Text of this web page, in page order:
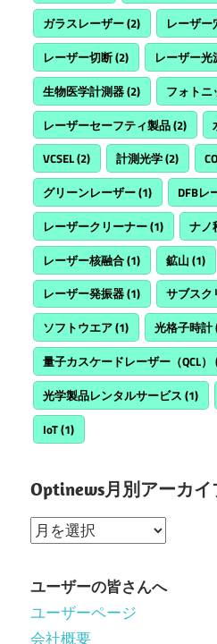
ガラスレーザー(2) レーザー
レーザー切断(2) レーザー光
生物医学計測器(2) フォトニ
レーザーセーフティ製品(2)
VCSEL(2) 計測光学(2)
グリーンレーザー(1) DFBレ
レーザークリーナー(1) ナノ
レーザー核融合(1) 鉱山 (1)
レーザー発振器(1) サブスク
ソフトウエア(1) 光格子時計
量子カスケードレーザー（QCL）
光学製品レンタルサービス (1)
IoT(1)
Optinews月別アーカイ
Optinews
別
ア
ー
ユーザーの皆さんへ
ユーザーページ
会社概要